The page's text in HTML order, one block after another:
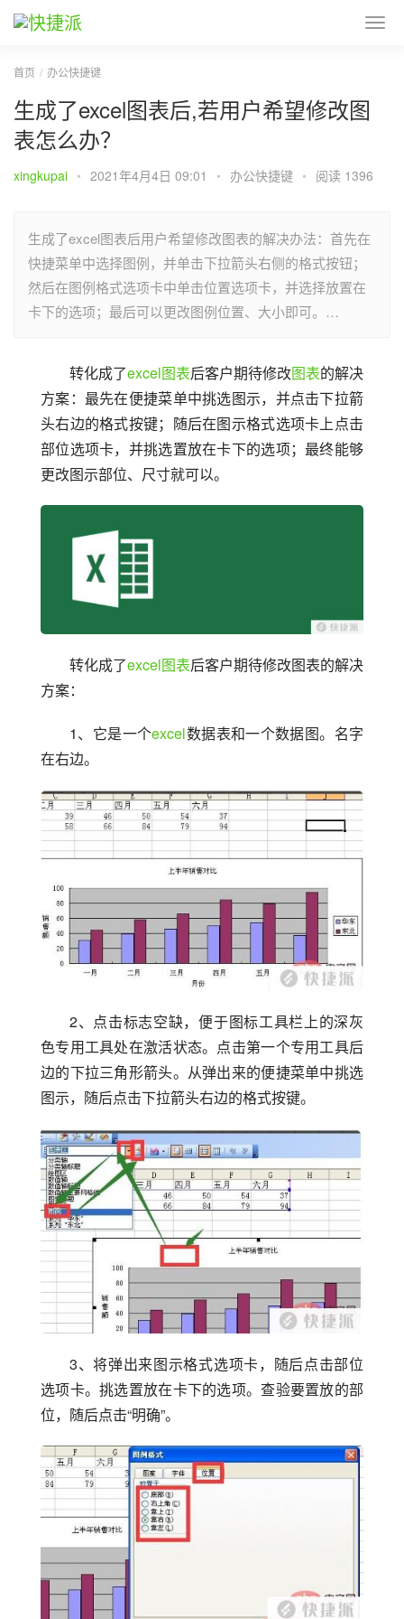
首页 办公快捷键
生成了excel图表后,若用户希望修改图
表怎么办？
xingkupai • 2021年4月4日 09:01 • 办公快捷键 • 阅读 1396
生成了excel图表后用户希望修改图表的解决办法：首先在
快捷菜单中选择图例，并单击下拉箭头右侧的格式按钮；
然后在图例格式选项卡中单击位置选项卡，并选择放置在
卡下的选项；最后可以更改图例位置、大小即可。…
转化成了excel图表后客户期待修改图表的解决
方案：最先在便捷菜单中挑选图示，并点击下拉箭
头右边的格式按键；随后在图示格式选项卡上点击
部位选项卡，并挑选置放在卡下的选项；最终能够
更改图示部位、尺寸就可以。
转化成了excel图表后客户期待修改图表的解决
方案：
1、它是一个excel数据表和一个数据图。名字
在右边。
2、点击标志空缺，便于图标工具栏上的深灰
色专用工具处在激活状态。点击第一个专用工具后
边的下拉三角形箭头。从弹出来的便捷菜单中挑选
图示，随后点击下拉箭头右边的格式按键。
3、将弹出来图示格式选项卡，随后点击部位
选项卡。挑选置放在卡下的选项。查验要置放的部
位，随后点击“明确”。